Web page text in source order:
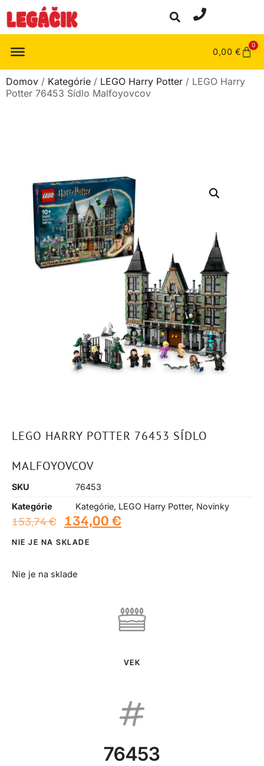
0,00 €
0
Domov / Kategórie / LEGO Harry Potter / LEGO Harry
Potter 76453 Sídlo Malfoyovcov
LEGO HARRY POTTER 76453 SÍDLO
MALFOYOVCOV
SKU
76453
Kategórie
Kategórie, LEGO Harry Potter, Novinky
153,74€ 134,00 €
NIE JE NA SKLADE
Nie je na sklade
VEK
76453